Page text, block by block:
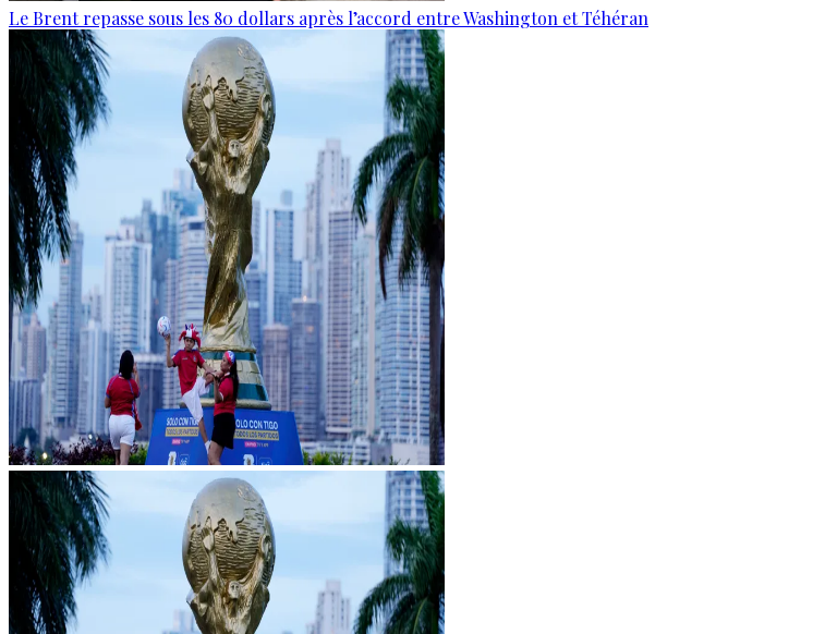
Le Brent repasse sous les 80 dollars après l’accord entre Washington et Téhéran